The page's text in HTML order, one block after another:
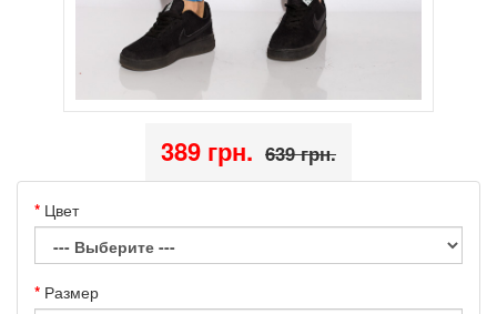
389 грн. 639 грн.
Цвет
Размер